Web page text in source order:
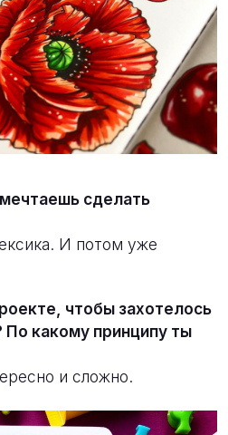
сделать
И потом уже
чтобы захотелось
По какому принципу ты
и сложно.